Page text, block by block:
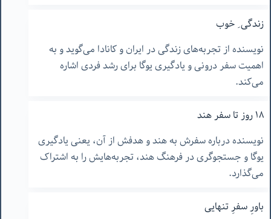
زندگی ِ خوب
نویسنده از تجربه‌های زندگی در ایران و کانادا می‌گوید و به
اهمیت سفر درونی و یادگیری یوگا برای رشد فردی اشاره
می‌کند.
١٨ روز تا سفر هند
نویسنده درباره سفرش به هند و هدفش از آن، یعنی یادگیری
یوگا و جستجوگری در فرهنگ هند، تجربه‌هایش را به اشتراک
می‌گذارد.
باورِ سفرِ تنهایی